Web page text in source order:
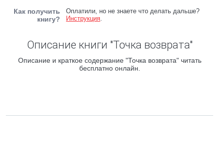
Как получить
книгу?
Оплатили, но не знаете что делать дальше?
Инструкция.
Описание книги "Точка возврата"
Описание и краткое содержание "Точка возврата" читать
бесплатно онлайн.